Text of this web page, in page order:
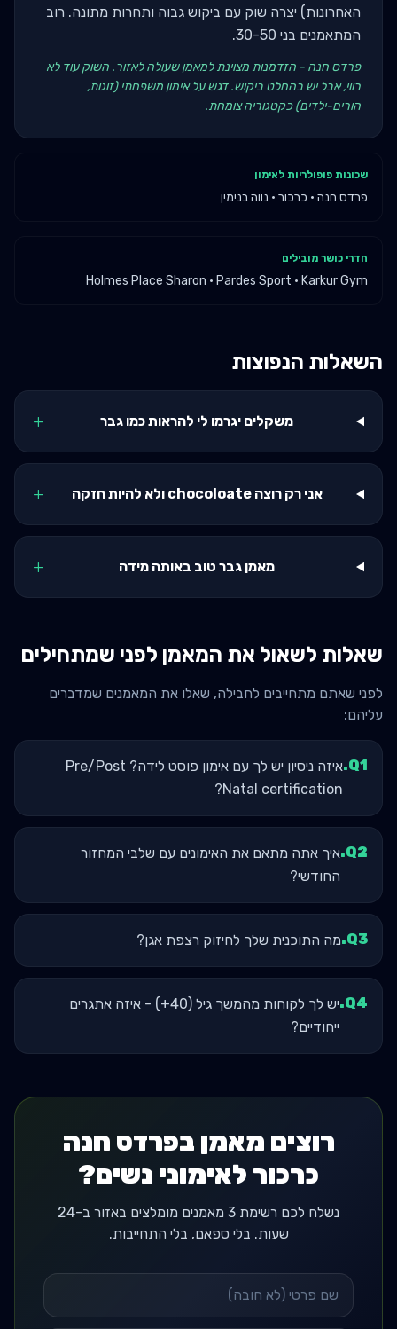
האחרונות) יצרה שוק עם ביקוש גבוה ותחרות מתונה. רוב
המתאמנים בני 30-50.
פרדס חנה - הזדמנות מצוינת למאמן שעולה לאזור. השוק עוד לא
רווי, אבל יש בהחלט ביקוש. דגש על אימון משפחתי (זוגות,
הורים-ילדים) כקטגוריה צומחת.
שכונות פופולריות לאימון
פרדס חנה · כרכור · נווה בנימין
חדרי כושר מובילים
Holmes Place Sharon · Pardes Sport · Karkur Gym
השאלות הנפוצות
משקלים יגרמו לי להראות כמו גבר +
אני רק רוצה chocoloate ולא להיות חזקה +
מאמן גבר טוב באותה מידה +
שאלות לשאול את המאמן לפני שמתחילים
לפני שאתם מתחייבים לחבילה, שאלו את המאמנים שמדברים
עליהם:
Q1
.
איזה ניסיון יש לך עם אימון פוסט לידה? Pre/Post
Natal certification?
Q2
.איך אתה מתאם את האימונים עם שלבי המחזור
החודשי?
Q3
.מה התוכנית שלך לחיזוק רצפת אגן?
Q4
.
יש לך לקוחות מהמשך גיל (40+) - איזה אתגרים
ייחודיים?
רוצים מאמן בפרדס חנה
כרכור לאימוני נשים?
נשלח לכם רשימת 3 מאמנים מומלצים באזור ב-24
שעות. בלי ספאם, בלי התחייבות.